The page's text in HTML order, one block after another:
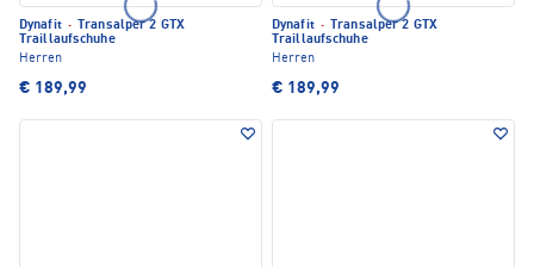
Dynafit ·
Transalper 2 GTX
Traillaufschuhe
Herren
€ 189,99
Dynafit ·
Transalper 2 GTX
Traillaufschuhe
Herren
€ 189,99